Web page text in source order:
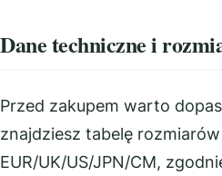
Dane techniczne i
Przed zakupem warto
znajdziesz tabelę
EUR/UK/US/JPN/CM,